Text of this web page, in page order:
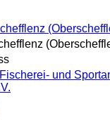
Fischerei- und